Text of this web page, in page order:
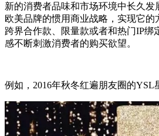
新的消费者品味和市场环境中长久发
欧美品牌的惯用商业战略，实现它
跨界合作款、限量款或者和热门IP绑
感不断刺激消费者的购买欲望。
例如，2016年秋冬红遍朋友圈的YSL